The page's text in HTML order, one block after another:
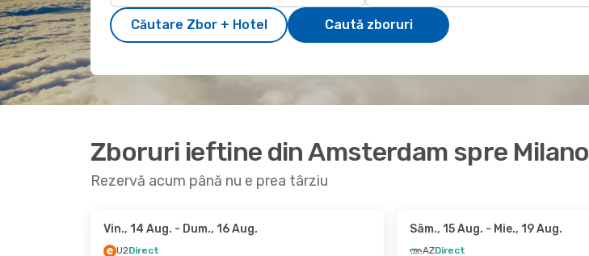
Căutare Zbor + Hotel Caută zboruri
Zboruri ieftine din Amsterdam spre Milano
Rezervă acum până nu e prea târziu
Vin., 14 Aug. - Dum., 16 Aug.
U2Direct
Sâm., 15 Aug. - Mie., 19 Aug.
AZDirect